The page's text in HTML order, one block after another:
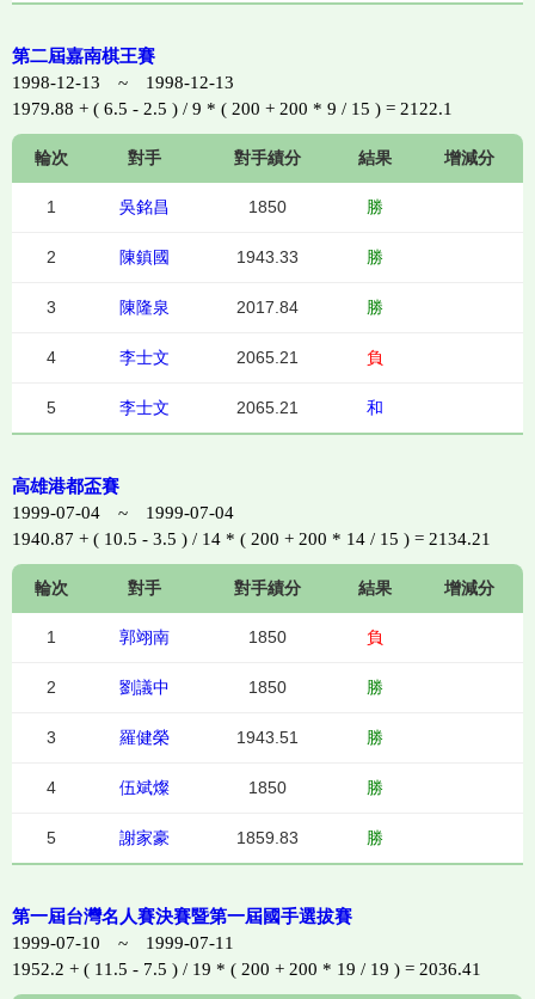
第二屆嘉南棋王賽
1998-12-13 ~ 1998-12-13
1979.88 + ( 6.5 - 2.5 ) / 9 * ( 200 + 200 * 9 / 15 ) = 2122.1
輪次 對手 對手績分 結果 增減分
1 吳銘昌 1850 勝
2 陳鎮國 1943.33 勝
3 陳隆泉 2017.84 勝
4 李士文 2065.21 負
5 李士文 2065.21 和
高雄港都盃賽
1999-07-04 ~ 1999-07-04
1940.87 + ( 10.5 - 3.5 ) / 14 * ( 200 + 200 * 14 / 15 ) = 2134.21
輪次 對手 對手績分 結果 增減分
1 郭翊南 1850 負
2 劉議中 1850 勝
3 羅健榮 1943.51 勝
4 伍斌燦 1850 勝
5 謝家豪 1859.83 勝
第一屆台灣名人賽決賽暨第一屆國手選拔賽
1999-07-10 ~ 1999-07-11
1952.2 + ( 11.5 - 7.5 ) / 19 * ( 200 + 200 * 19 / 19 ) = 2036.41